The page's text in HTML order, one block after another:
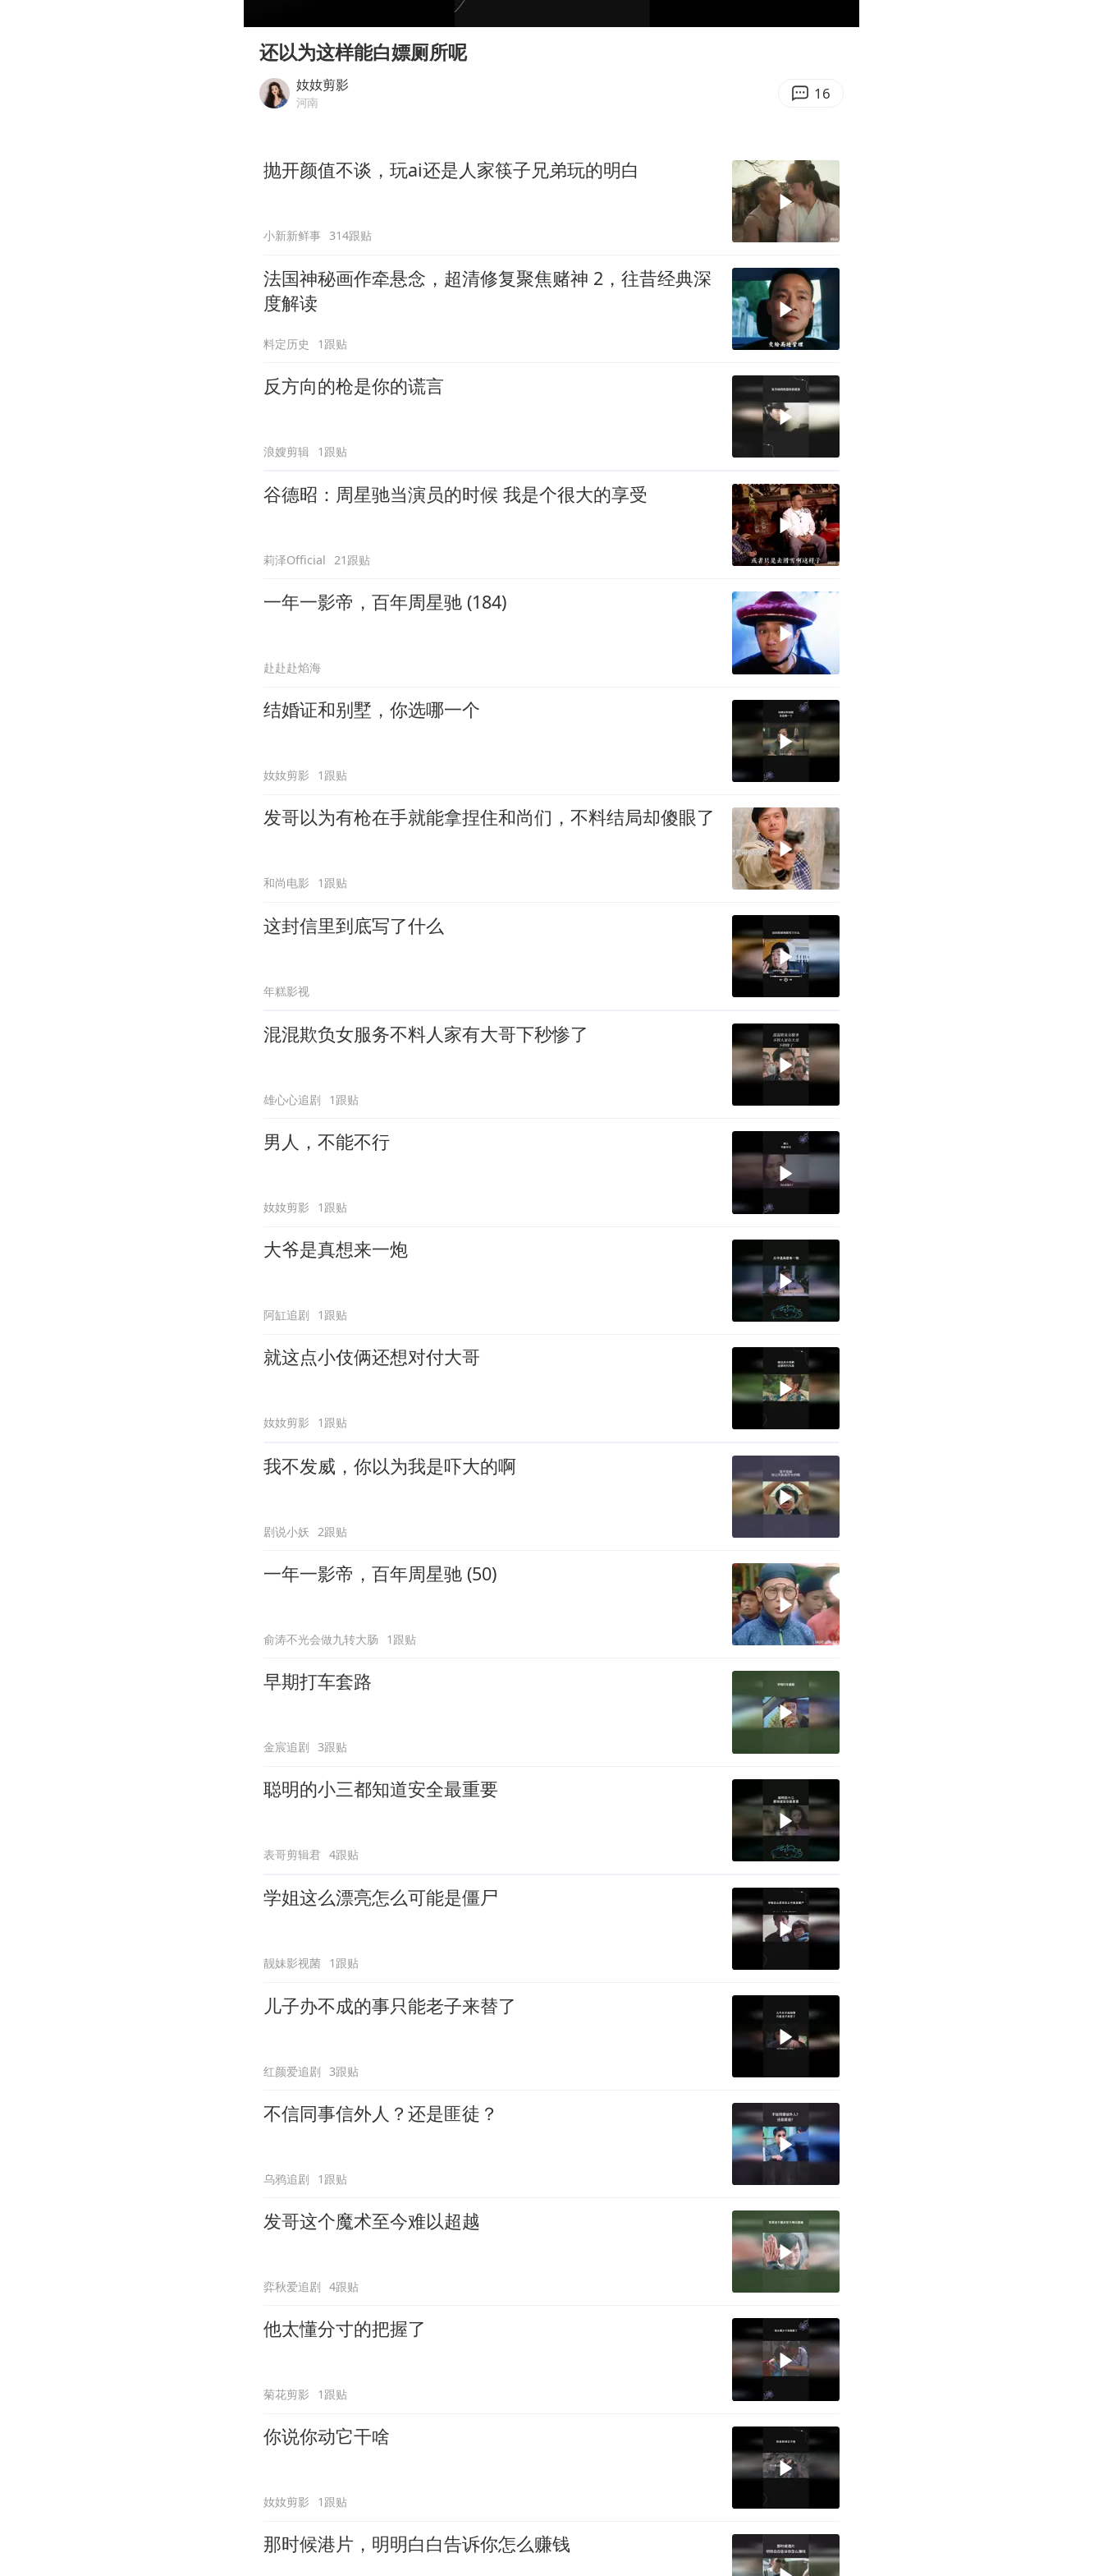
香港宏福苑火灾或由烟头引起
几元成本的AI广告导致千万市值蒸发
白海豚将正面袭击贯穿浙江
还以为这样能白嫖厕所呢
奻奻剪影
河南 16
抛开颜值不谈，玩ai还是人家筷子兄弟玩的明白
小新新鲜事 314跟贴
法国神秘画作牵悬念，超清修复聚焦赌神 2，往昔经典深
度解读
料定历史 1跟贴
反方向的枪是你的谎言
浪嫂剪辑 1跟贴
谷德昭：周星驰当演员的时候 我是个很大的享受
莉泽Official 21跟贴
一年一影帝，百年周星驰 (184)
赴赴赴焰海
结婚证和别墅，你选哪一个
奻奻剪影 1跟贴
发哥以为有枪在手就能拿捏住和尚们，不料结局却傻眼了
和尚电影 1跟贴
这封信里到底写了什么
年糕影视
混混欺负女服务不料人家有大哥下秒惨了
雄心心追剧 1跟贴
男人，不能不行
奻奻剪影 1跟贴
大爷是真想来一炮
阿缸追剧 1跟贴
就这点小伎俩还想对付大哥
奻奻剪影 1跟贴
我不发威，你以为我是吓大的啊
剧说小妖 2跟贴
一年一影帝，百年周星驰 (50)
俞涛不光会做九转大肠 1跟贴
早期打车套路
金宸追剧 3跟贴
聪明的小三都知道安全最重要
表哥剪辑君 4跟贴
学姐这么漂亮怎么可能是僵尸
靓妹影视菌 1跟贴
儿子办不成的事只能老子来替了
红颜爱追剧 3跟贴
不信同事信外人？还是匪徒？
乌鸦追剧 1跟贴
发哥这个魔术至今难以超越
弈秋爱追剧 4跟贴
他太懂分寸的把握了
菊花剪影 1跟贴
你说你动它干啥
奻奻剪影 1跟贴
那时候港片，明明白白告诉你怎么赚钱